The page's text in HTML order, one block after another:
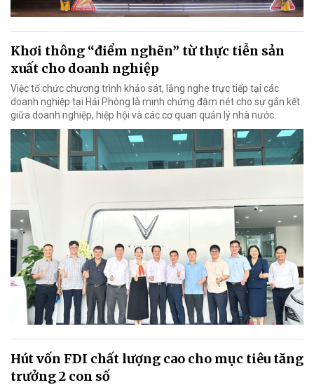
Khơi thông “điểm nghẽn” từ thực tiễn sản
xuất cho doanh nghiệp
Việc tổ chức chương trình khảo sát, lắng nghe trực tiếp tại các
doanh nghiệp tại Hải Phòng là minh chứng đậm nét cho sự gắn kết
giữa doanh nghiệp, hiệp hội và các cơ quan quản lý nhà nước.
Hút vốn FDI chất lượng cao cho mục tiêu tăng
trưởng 2 con số